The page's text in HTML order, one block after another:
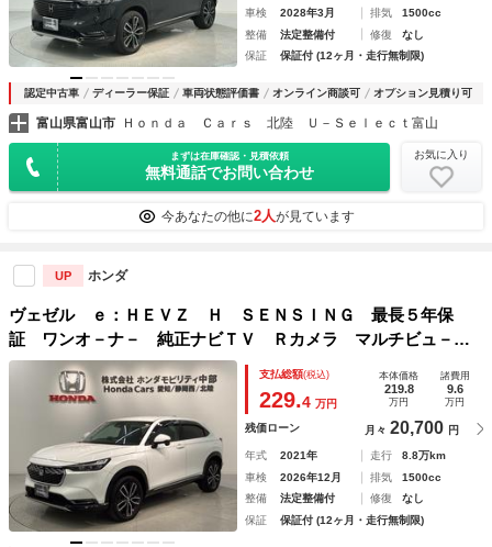
車検
2028年3月 排気
1500cc
整備
法定整備付 修復
なし
保証
保証付 (12ヶ月・走行無制限)
認定中古車 ディーラー保証 車両状態評価書 オンライン商談可 オプション見積り可
富山県富山市 Ｈｏｎｄａ Ｃａｒｓ 北陸 Ｕ－Ｓｅｌｅｃｔ富山
まずは在庫確認・見積依頼
無料通話でお問い合わせ
お気に入り
今あなたの他に2人が見ています
UP ホンダ
ヴェゼル ｅ：ＨＥＶＺ Ｈ ＳＥＮＳＩＮＧ 最長５年保
証 ワンオ－ナ－ 純正ナビＴＶ Ｒカメラ マルチビュ－
ＢＴオ－ディオ ドラレコ ＥＴＣ ＬＥＤライト ＶＳＡ
シ－トヒ－タ－ クルコン アルミ スマ－トキ－ スペアキ
支払総額(税込)
229.4 万円
本体価格
219.8
万円
諸費用
9.6
万円
残価ローン 月々 20,700 円
年式 2021年 走行
8.8万km
車検
2026年12月 排気
1500cc
整備
法定整備付 修復
なし
保証
保証付 (12ヶ月・走行無制限)